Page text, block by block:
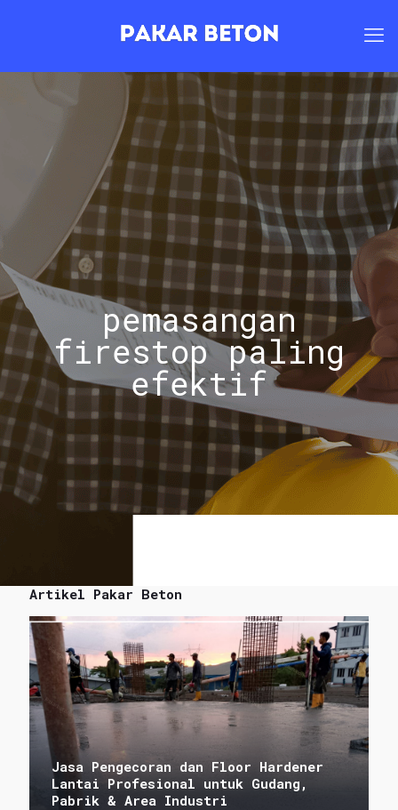
pemasangan
firestop paling
efektif
Artikel Pakar Beton
Jasa Pengecoran dan Floor Hardener
Lantai Profesional untuk Gudang,
Pabrik & Area Industri